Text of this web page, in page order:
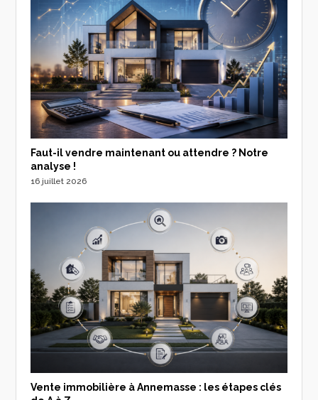
Faut-il vendre maintenant ou attendre ? Notre
analyse !
16 juillet 2026
Vente immobilière à Annemasse : les étapes clés